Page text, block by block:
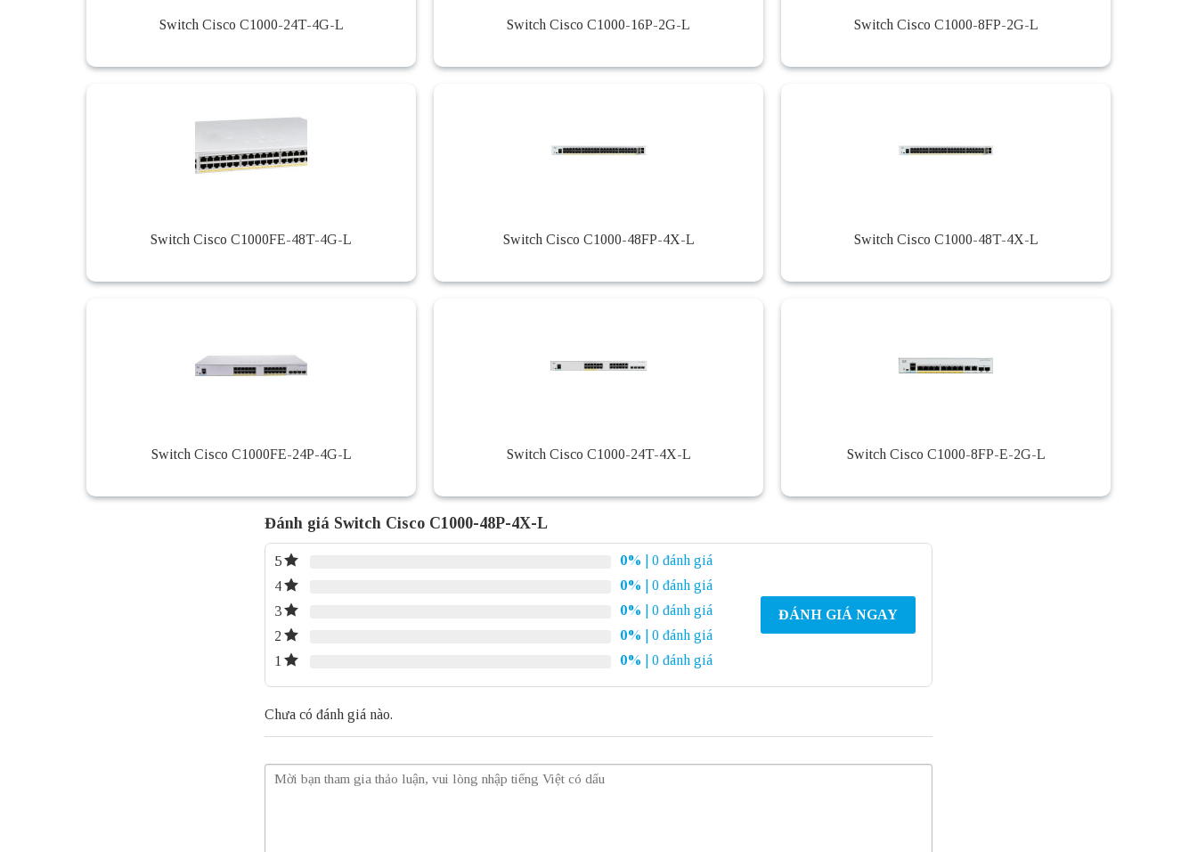
Switch Cisco C1000-24T-4G-L Switch Cisco C1000-16P-2G-L Switch Cisco C1000-8FP-2G-L
Switch Cisco C1000FE-48T-4G-L Switch Cisco C1000-48FP-4X-L Switch Cisco C1000-48T-4X-L
Switch Cisco C1000FE-24P-4G-L Switch Cisco C1000-24T-4X-L Switch Cisco C1000-8FP-E-2G-L
Đánh giá Switch Cisco C1000-48P-4X-L
5 0%
| 0 đánh giá
4
0%
| 0 đánh giá
3
0%
| 0 đánh giá
2
0%
| 0 đánh giá
1
0% | 0 đánh giá
ĐÁNH GIÁ NGAY
Chưa có đánh giá nào.